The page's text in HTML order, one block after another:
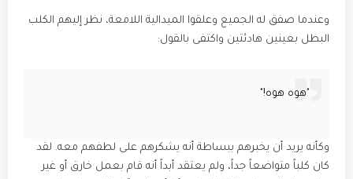
​وعندما صفق له الجميع وعلقوا الميدالية اللامعة، نظر إليهم الكلب
البطل بعينين هادئتين واكتفى بالقول:
​"هوه هوه!"
​وكأنه يريد أن يخبرهم ببساطة أنه يشكرهم على لطفهم معه. لقد
كان كلباً متواضعاً جداً، ولم يعتقد أبداً أنه قام بعمل خارق أو غير